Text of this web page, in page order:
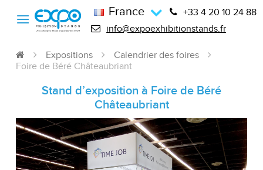
France
+33 4 20 10 24 88
info@expoexhibitionstands.fr
Expositions
Calendrier des foires
Foire de Béré Châteaubriant
Stand d’exposition à Foire de Béré
Châteaubriant